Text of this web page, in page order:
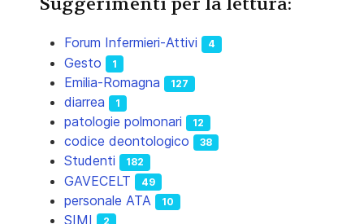
Forum Infermieri-Attivi 4
Gesto 1
Emilia-Romagna 127
diarrea 1
patologie polmonari 12
codice deontologico 38
Studenti 182
GAVECELT 49
personale ATA 10
SIMI 2